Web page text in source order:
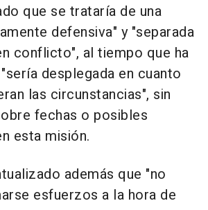
que se trataría de una
defensiva" y "separada
conflicto", al tiempo que ha
desplegada en cuanto
las circunstancias", sin
fechas o posibles
esta misión.
además que "no
esfuerzos a la hora de